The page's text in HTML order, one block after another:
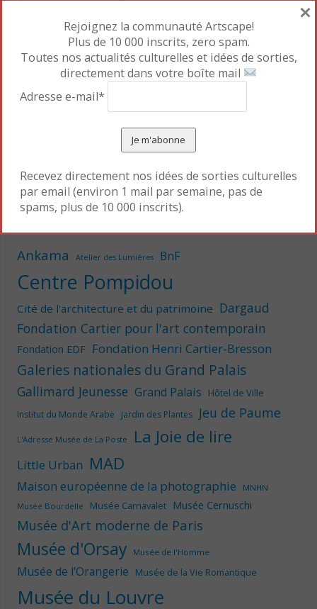
C’est la 13e édition de la manifestation « Jardins,
Jardin aux Tuileries », mais c’est la première fois que
je la découvre ! Avec bonheur malgré le temps
déplorable de ces derniers jours. Un petit conseil :
allez-y en bottes, le terrain est plus que boueux !
Ankama Atelier des Lumières BnF
Centre Pompidou
Cité de l'architecture et du patrimoine Dargaud
Fondation Cartier pour l'art contemporain
Fondation EDF Fondation Henri Cartier-Bresson
Galeries nationales du Grand Palais
Gallimard Jeunesse Grand Palais Hôtel de Ville
Institut du Monde Arabe Jardin des Plantes Jeu de Paume
L'Adresse Musée de La Poste La Joie de lire
Little Urban MAD
Maison européenne de la photographie
MNHN
Musée Bourdelle
Musée Carnavalet Musée Cernuschi
Musée d'Art moderne de Paris
Musée d'Orsay Musée de l'Homme
Musée de l'Orangerie Musée de la Vie Romantique
Musée du Louvre
Rejoignez la communauté Artscape!
Plus de 10 000 inscrits, zero spam.
Toutes nos actualités culturelles et idées de sorties,
directement dans votre boîte mail
Adresse e-mail*
Recevez directement nos idées de sorties culturelles
par email (environ 1 mail par semaine, pas de
spams, plus de 10 000 inscrits).
×